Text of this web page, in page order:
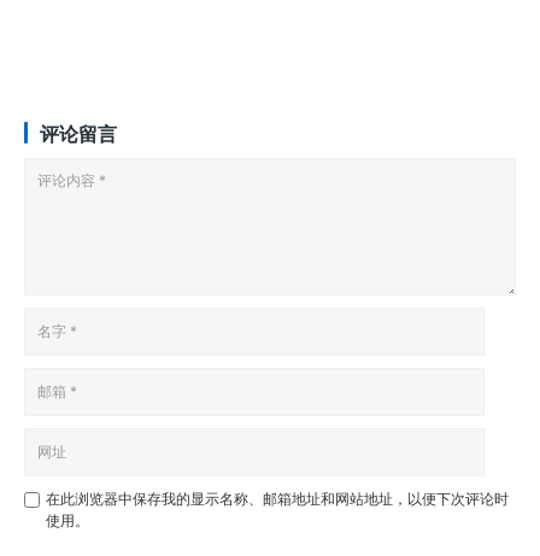
评论留言
在此浏览器中保存我的显示名称、邮箱地址和网站地址，以便下次评论时
使用。